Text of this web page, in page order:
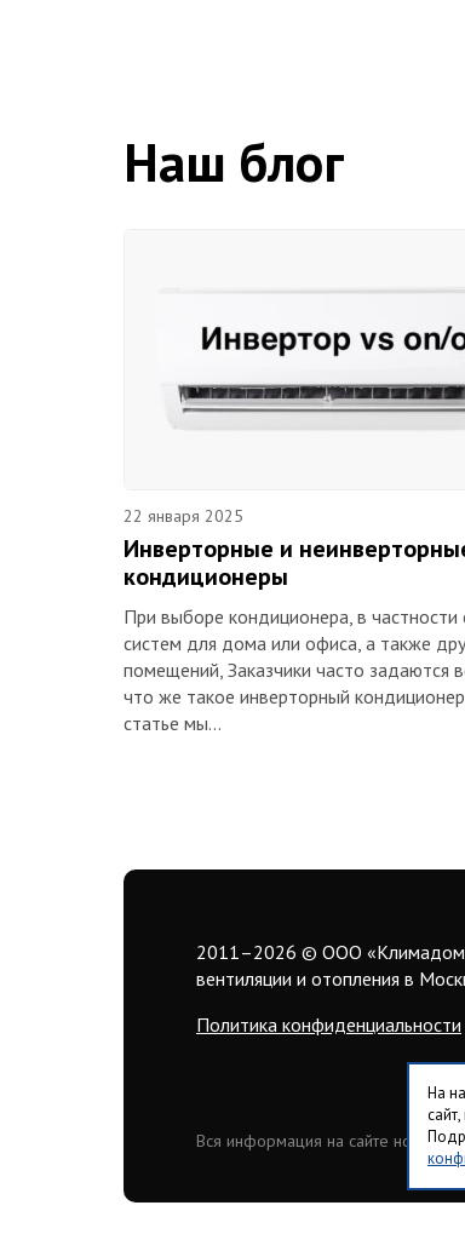
Наш блог
22 января 2025
Инверторные и
кондиционеры
При выборе кондиционера, в частности
систем для дома или офиса, а также
помещений, Заказчики часто задаются
что же такое инверторный
статье мы…
2011–2026 © ООО
вентиляции и отопления в
Политика конфиденциальности
Вся информация на сайте носит
На